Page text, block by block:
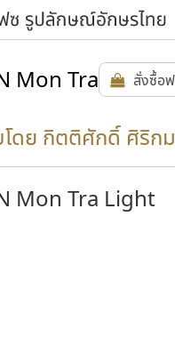
Mon Tra สั่งซื้อ
ดย กิตติศักดิ์ ศิริก
Mon Tra Light